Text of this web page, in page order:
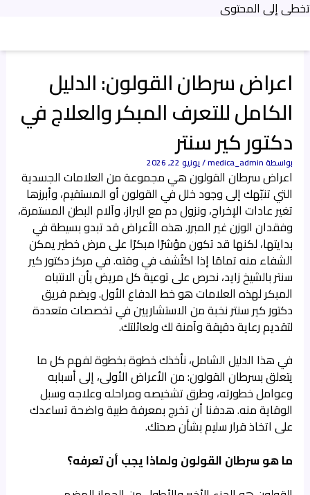
تخطي إلى المحتوى
اعراض سرطان القولون: الدليل
الكامل للتعرف المبكر والعلاج في
دكتور كير سنتر
بواسطةmedica_admin
/يونيو 22, 2026
اعراض سرطان القولون هي مجموعة من العلامات الجسدية
التي تنبّهك إلى وجود خلل في القولون أو المستقيم، وأبرزها
تغير عادات الإخراج، ونزول دم مع البراز، وآلام البطن المستمرة،
وفقدان الوزن غير المبرر. هذه الأعراض قد تبدو بسيطة في
بدايتها، لكنها قد تكون مؤشرًا مبكرًا على مرض خطير يمكن
الشفاء منه تمامًا إذا اكتُشف في وقته. في مركز دكتور كير
سنتر بالشيخ زايد، نحرص على توعية كل مريض بأن الانتباه
المبكر لهذه العلامات هو خط الدفاع الأول. ويضم فريق
دكتور كير سنتر نخبة من الاستشاريين في تخصصات متعددة
لتقديم رعاية دقيقة وآمنة لك ولعائلتك.
في هذا الدليل الشامل، نأخذك خطوة بخطوة لفهم كل ما
يتعلق بسرطان القولون: من الأعراض الأولى، إلى أسبابه
وعوامل خطورته، وطرق تشخيصه ومراحله وعلاجه وسبل
الوقاية منه. هدفنا أن تخرج بمعرفة طبية واضحة تساعدك
على اتخاذ قرار سليم بشأن صحتك.
ما هو سرطان القولون ولماذا يجب أن تعرفه؟